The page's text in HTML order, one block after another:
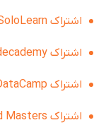
اشتراک SoloLearn
اشتراک Codecademy
اشتراک DataCamp
اشتراک Frontend Masters